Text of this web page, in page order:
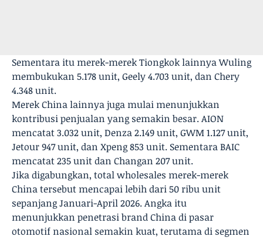
Sementara itu merek-merek Tiongkok lainnya Wuling
membukukan 5.178 unit, Geely 4.703 unit, dan Chery
4.348 unit.
Merek China lainnya juga mulai menunjukkan
kontribusi penjualan yang semakin besar. AION
mencatat 3.032 unit, Denza 2.149 unit, GWM 1.127 unit,
Jetour 947 unit, dan Xpeng 853 unit. Sementara BAIC
mencatat 235 unit dan Changan 207 unit.
Jika digabungkan, total wholesales merek-merek
China tersebut mencapai lebih dari 50 ribu unit
sepanjang Januari-April 2026. Angka itu
menunjukkan penetrasi brand China di pasar
otomotif nasional semakin kuat, terutama di segmen